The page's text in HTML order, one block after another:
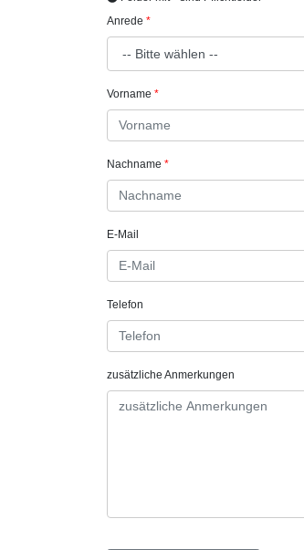
Anrede
Vorname
Nachname
E-Mail
Telefon
zusätzliche Anmerkungen